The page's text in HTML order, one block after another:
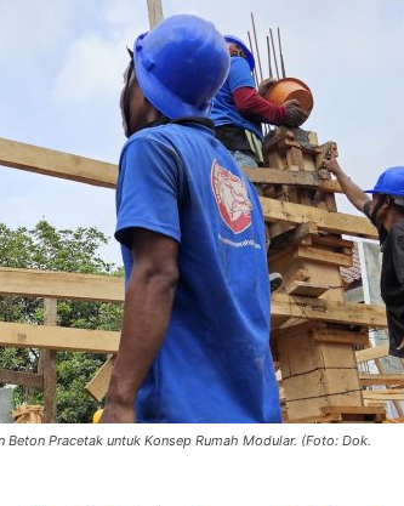
Pracetak untuk Konsep Rumah Modular. (Foto: Dok.